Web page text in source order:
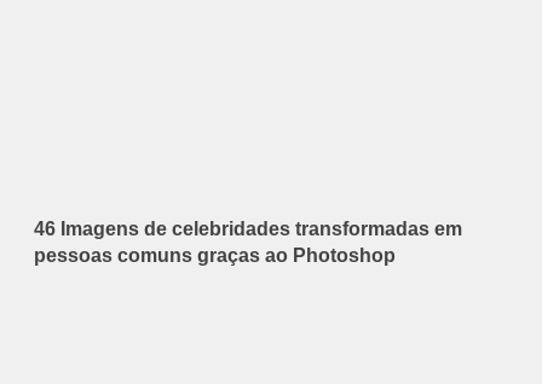
46 Imagens de celebridades transformadas em
pessoas comuns graças ao Photoshop